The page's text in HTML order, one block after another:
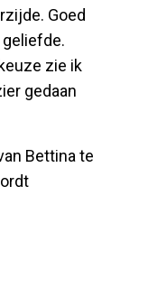
Goed
zie ik
gedaan
Bettina te